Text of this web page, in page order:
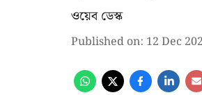
ওয়েব ডেস্ক
Published on: 12 Dec